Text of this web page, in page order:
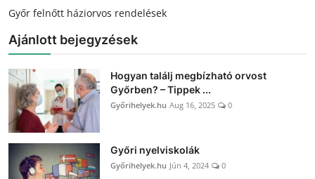
Győr felnőtt háziorvos rendelések
Ajánlott bejegyzések
Hogyan találj megbízható orvost
Győrben? – Tippek ...
Győrihelyek.hu Aug 16, 2025 0
Győri nyelviskolák
Győrihelyek.hu Jún 4, 2024 0